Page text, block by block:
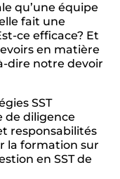
qu’une équipe
fait une
ce efficace? Et
en matière
dire notre devoir
SST
de diligence
responsabilités
la formation sur
en SST de